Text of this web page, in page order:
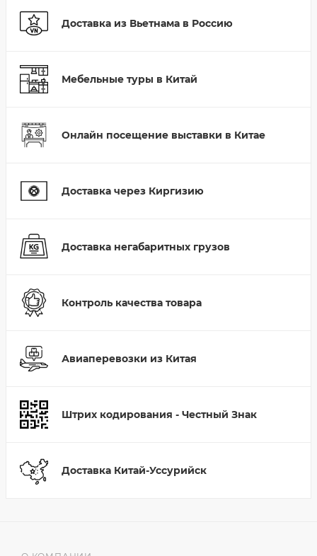
Доставка из Вьетнама в Россию
Мебельные туры в Китай
Онлайн посещение выставки в Китае
Доставка через Киргизию
Доставка негабаритных грузов
Контроль качества товара
Авиаперевозки из Китая
Штрих кодирования - Честный Знак
Доставка Китай-Уссурийск